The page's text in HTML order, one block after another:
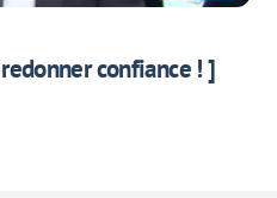
confiance ! ]